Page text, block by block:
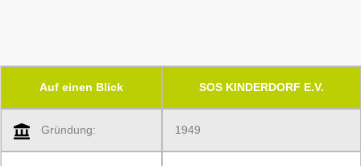
Auf einen Blick SOS KINDERDORF E.V.
Gründung: 1949